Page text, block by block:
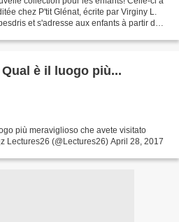
chez P'tit Glénat, écrite par Virginy L.
et s'adresse aux enfants à partir de 4
è il luogo più...
più meraviglioso che avete visitato
Lectures26 (@Lectures26) April 28, 2017